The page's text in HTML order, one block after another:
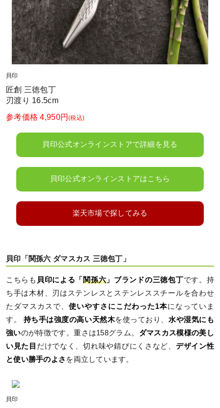
貝印
匠創 三徳包丁
刃渡り 16.5cm
参考価格 4,950円(税込)
貝印公式オンラインストアで詳細を見る
貝印公式オンラインストアはこちら
楽天市場で探してみる
貝印「関孫六 ダマスカス 三徳包丁」
こちらも 貝印による「関孫六 」ブランドの三徳包丁です。持
ち手は木材、刃はステンレスとステンレススチールを合わせ
たダマスカスで、 使いやすさにこだわった1本になっていま
す。 持ち手は強度の高い天然木を使っており、 水や湿気にも
強いのが特徴です。重さは158グラム。 ダマスカス模様の美し
い見た目 だけでなく、切れ味や錆びにくさなど、 デザイン性
と使い勝手のよさ を両立しています。
貝印